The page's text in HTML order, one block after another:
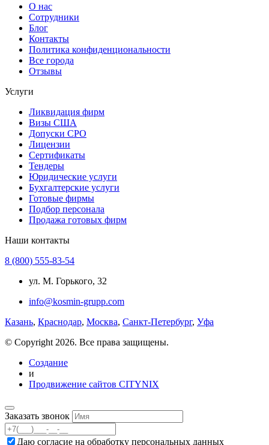
О нас
Сотрудники
Блог
Контакты
Политика конфиденциональности
Все города
Отзывы
Услуги
Ликвидация фирм
Визы США
Допуски СРО
Лицензии
Сертификаты
Тендеры
Юридические услуги
Бухгалтерские услуги
Готовые фирмы
Подбор персонала
Продажа готовых фирм
Наши контакты
8 (800) 555-83-54
ул. М. Горького, 32
info@kosmin-grupp.com
Казань, Краснодар, Москва, Санкт-Петербург, Уфа
© Copyright 2026. Все права защищены.
Создание
и
Продвижение сайтов CITYNIX
Заказать звонок
Даю согласие на обработку персональных данных